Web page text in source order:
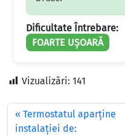
Dificultate Întrebare:
FOARTE UȘOARĂ
Vizualizări: 141
Termostatul aparţine
instalaţiei de: